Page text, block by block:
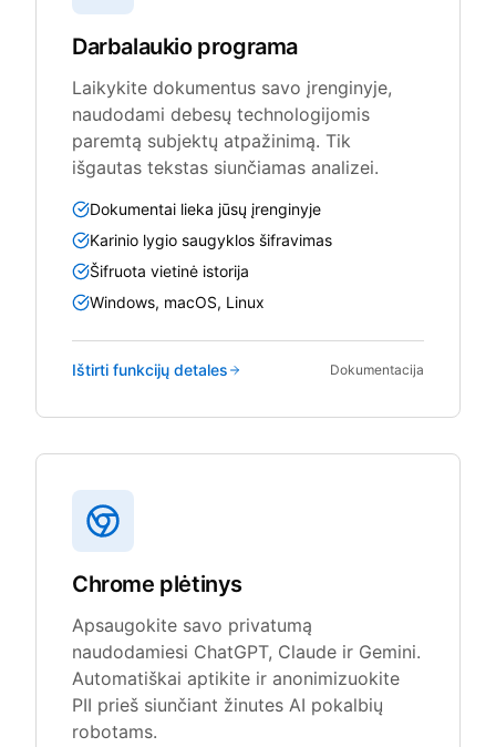
Darbalaukio programa
Laikykite dokumentus savo įrenginyje,
naudodami debesų technologijomis
paremtą subjektų atpažinimą. Tik
išgautas tekstas siunčiamas analizei.
Dokumentai lieka jūsų įrenginyje
Karinio lygio saugyklos šifravimas
Šifruota vietinė istorija
Windows, macOS, Linux
Ištirti funkcijų detales Dokumentacija
Chrome plėtinys
Apsaugokite savo privatumą
naudodamiesi ChatGPT, Claude ir Gemini.
Automatiškai aptikite ir anonimizuokite
PII prieš siunčiant žinutes AI pokalbių
robotams.